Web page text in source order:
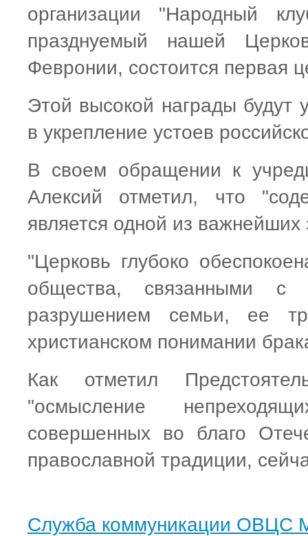
организации "Народный
празднуемый нашей
Февронии, состоится первая
Этой высокой награды будут
в укрепление устоев
В своем обращении к
Алексий отметил, что
является одной из
"Церковь глубоко
общества, связанными с
разрушением семьи, ее
христианском понимании
Как отметил
"осмысление
совершенных во благо
православной традиции,
Служба коммуникации ОВЦС